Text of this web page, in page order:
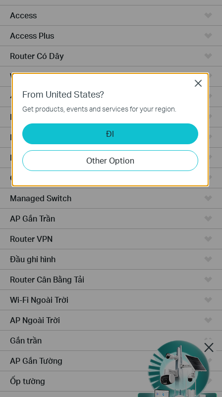
Access
Access Plus
Router Có Dây
WiFi Router
4G WiFi Router
Integrated Router
Phần Cứng
Phần Mềm
Camera
Managed Switch
AP Gắn Trần
Router VPN
Đầu ghi hình
Router Cân Bằng Tải
Wi-Fi Ngoài Trời
AP Ngoài Trời
Gắn trần
AP Gắn Tường
Ốp tường
From United States?
Get products, events and services for your region.
ĐI
Other Option
Close